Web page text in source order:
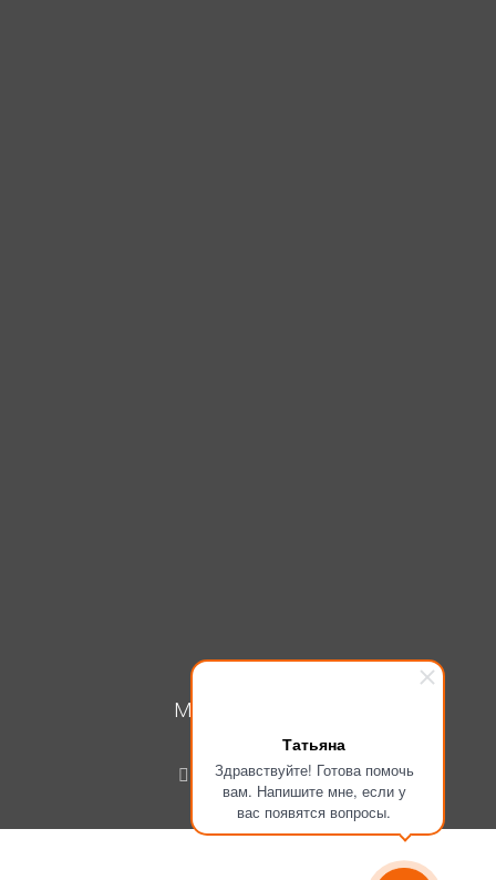
Татьяна
Здравствуйте! Готова помочь
вам. Напишите мне, если у
вас появятся вопросы.
МОЙ КАБИНЕТ
Регистрация